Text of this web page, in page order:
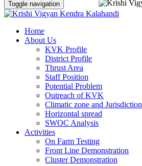
Toggle navigation
Home
About Us
KVK Profile
District Profile
Thrust Area
Staff Position
Potential Problem
Outreach of KVK
Climatic zone and Jurisdiction
Horizontal spread
SWOC Analysis
Activities
On Farm Testing
Front Line Demonstration
Cluster Demonstration